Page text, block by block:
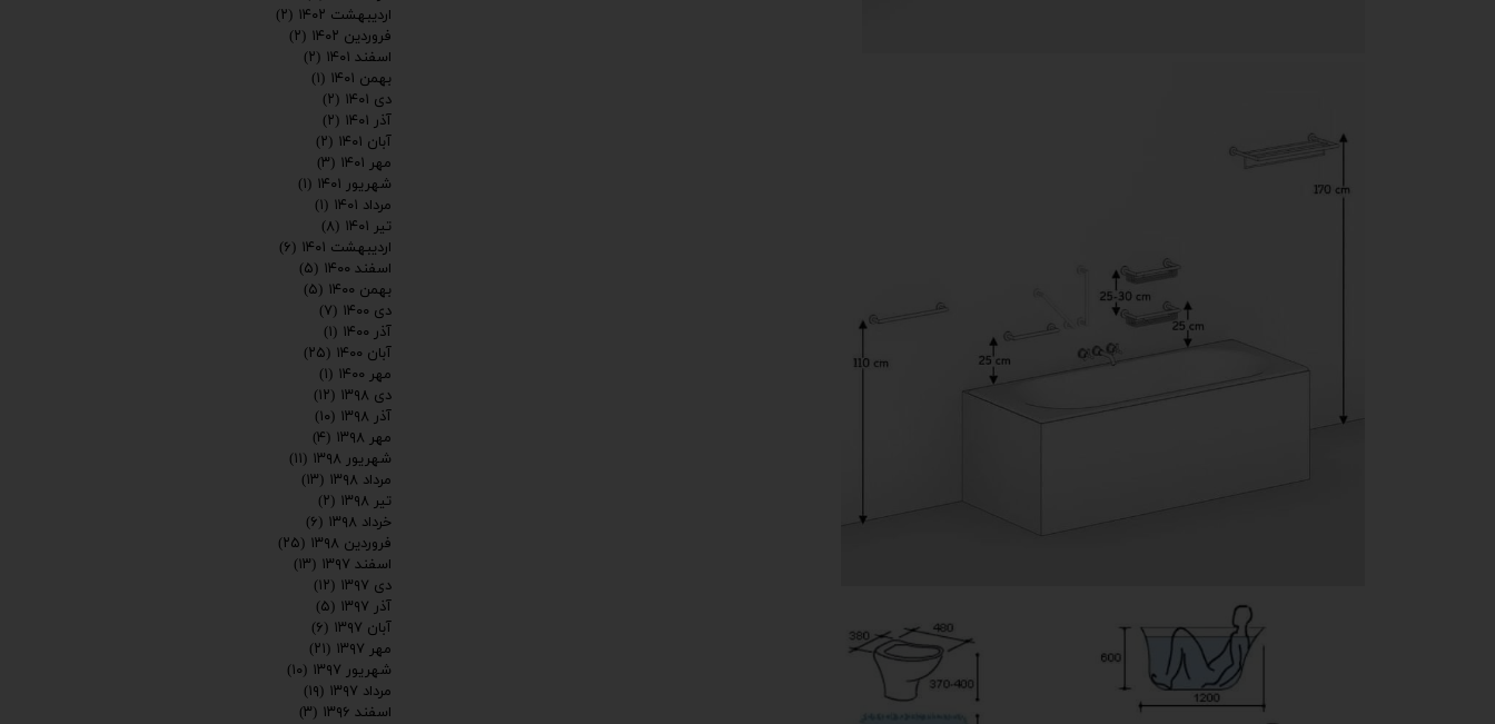
اردیبهشت ۱۴۰۲
(۲)
فروردین ۱۴۰۲
(۲)
اسفند ۱۴۰۱
(۲)
بهمن ۱۴۰۱
(۱)
دی ۱۴۰۱
(۲)
آذر ۱۴۰۱
(۲)
آبان ۱۴۰۱
(۲)
مهر ۱۴۰۱
(۳)
شهریور ۱۴۰۱
(۱)
مرداد ۱۴۰۱
(۱)
تیر ۱۴۰۱
(۸)
اردیبهشت ۱۴۰۱
(۶)
اسفند ۱۴۰۰
(۵)
بهمن ۱۴۰۰
(۵)
دی ۱۴۰۰
(۷)
آذر ۱۴۰۰
(۱)
آبان ۱۴۰۰
(۲۵)
مهر ۱۴۰۰
(۱)
دی ۱۳۹۸
(۱۲)
آذر ۱۳۹۸
(۱۰)
مهر ۱۳۹۸
(۴)
شهریور ۱۳۹۸
(۱۱)
مرداد ۱۳۹۸
(۱۳)
تیر ۱۳۹۸
(۲)
خرداد ۱۳۹۸
(۶)
فروردین ۱۳۹۸
(۲۵)
اسفند ۱۳۹۷
(۱۳)
دی ۱۳۹۷
(۱۲)
آذر ۱۳۹۷
(۵)
آبان ۱۳۹۷
(۶)
مهر ۱۳۹۷
(۲۱)
شهریور ۱۳۹۷
(۱۰)
مرداد ۱۳۹۷
(۱۹)
اسفند ۱۳۹۶
(۳)